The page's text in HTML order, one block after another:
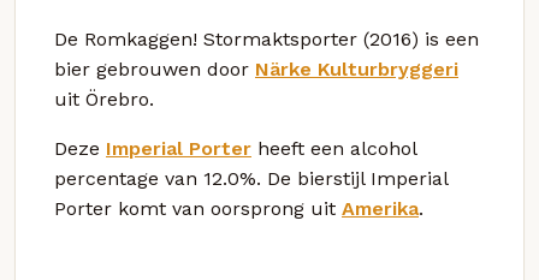
De Romkaggen! Stormaktsporter (2016) is een
bier gebrouwen door Närke Kulturbryggeri
uit Örebro.
Deze Imperial Porter heeft een alcohol
percentage van 12.0%. De bierstijl Imperial
Porter komt van oorsprong uit Amerika.